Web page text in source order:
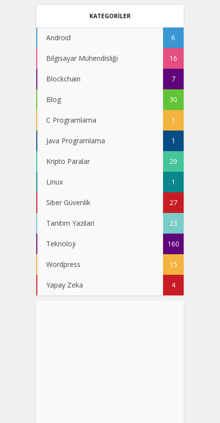
KATEGORİLER
Android 6
Bilgisayar Mühendisliği 16
Blockchain 7
Blog 30
C Programlama 1
Java Programlama 1
Kripto Paralar 29
Linux 1
Siber Güvenlik 27
Tanitim Yazilari 23
Teknoloji 160
Wordpress 15
Yapay Zeka 4